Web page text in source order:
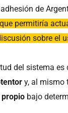
de
permitiría
sobre el
del sistema es
y, al mismo
propio bajo